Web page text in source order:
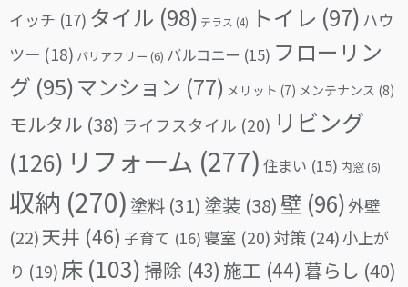
イッチ (17) タイル (98) テラス (4) トイレ (97) ハウ
ツー (18) バリアフリー (6) バルコニー (15) フローリン
グ (95)マンション (77) メリット (7) メンテナンス (8)
モルタル (38) ライフスタイル (20) リビング
(126) リフォーム (277) 住まい (15) 内窓(6)
収納 (270) 塗料 (31) 塗装 (38) 壁 (96)外壁
(22)天井 (46) 子育て (16)寝室 (20) 対策 (24)小上が
り (19) 床 (103)掃除 (43) 施工 (44) 暮らし (40)